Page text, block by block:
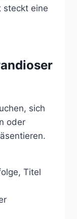
steckt eine
sich
oder
Titel